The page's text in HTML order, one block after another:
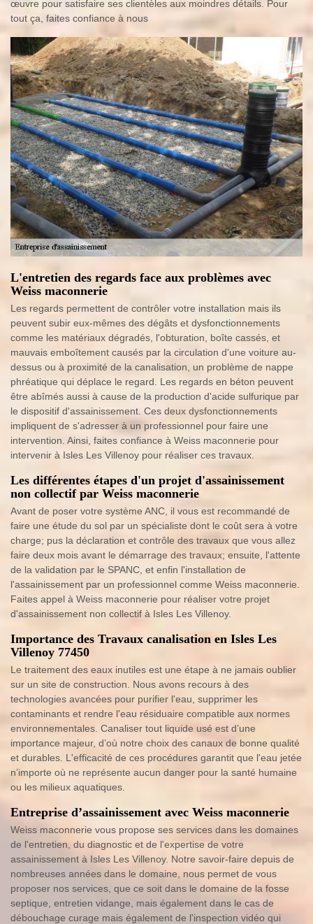
œuvre pour satisfaire ses clientèles aux moindres détails. Pour
tout ça, faites confiance à nous
L'entretien des regards face aux problèmes avec
Weiss maconnerie
Les regards permettent de contrôler votre installation mais ils
peuvent subir eux-mêmes des dégâts et dysfonctionnements
comme les matériaux dégradés, l'obturation, boîte cassés, et
mauvais emboîtement causés par la circulation d'une voiture au-
dessus ou à proximité de la canalisation, un problème de nappe
phréatique qui déplace le regard. Les regards en béton peuvent
être abîmés aussi à cause de la production d'acide sulfurique par
le dispositif d'assainissement. Ces deux dysfonctionnements
impliquent de s'adresser à un professionnel pour faire une
intervention. Ainsi, faites confiance à Weiss maconnerie pour
intervenir à Isles Les Villenoy pour réaliser ces travaux.
Les différentes étapes d'un projet d'assainissement
non collectif par Weiss maconnerie
Avant de poser votre système ANC, il vous est recommandé de
faire une étude du sol par un spécialiste dont le coût sera à votre
charge; pus la déclaration et contrôle des travaux que vous allez
faire deux mois avant le démarrage des travaux; ensuite, l'attente
de la validation par le SPANC, et enfin l'installation de
l'assainissement par un professionnel comme Weiss maconnerie.
Faites appel à Weiss maconnerie pour réaliser votre projet
d'assainissement non collectif à Isles Les Villenoy.
Importance des Travaux canalisation en Isles Les
Villenoy 77450
Le traitement des eaux inutiles est une étape à ne jamais oublier
sur un site de construction. Nous avons recours à des
technologies avancées pour purifier l'eau, supprimer les
contaminants et rendre l'eau résiduaire compatible aux normes
environnementales. Canaliser tout liquide usé est d’une
importance majeur, d’où notre choix des canaux de bonne qualité
et durables. L'efficacité de ces procédures garantit que l'eau jetée
n’importe où ne représente aucun danger pour la santé humaine
ou les milieux aquatiques.
Entreprise d’assainissement avec Weiss maconnerie
Weiss maconnerie vous propose ses services dans les domaines
de l'entretien, du diagnostic et de l'expertise de votre
assainissement à Isles Les Villenoy. Notre savoir-faire depuis de
nombreuses années dans le domaine, nous permet de vous
proposer nos services, que ce soit dans le domaine de la fosse
septique, entretien vidange, mais également dans le cas de
débouchage curage mais également de l'inspection vidéo qui